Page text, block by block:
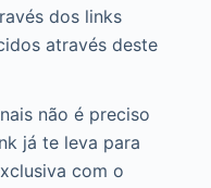
dos links
através deste
não é preciso
já te leva para
com o